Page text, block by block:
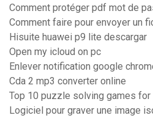
Comment protéger pdf mot de
Comment faire pour envoyer un
Hisuite huawei p9 lite descargar
Open my icloud on pc
Enlever notification google
Cda 2 mp3 converter online
Top 10 puzzle solving games for
Logiciel pour graver une image